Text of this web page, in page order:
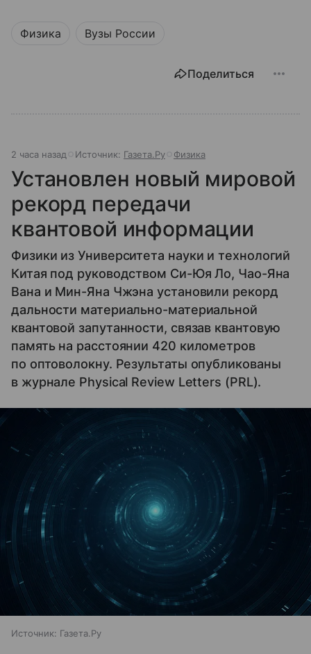
Физика Вузы России
Поделиться
2 часа назад Источник: Газета.Ру Физика
Установлен новый мировой
рекорд передачи
квантовой информации
Физики из Университета науки и технологий
Китая под руководством Си-Юя Ло, Чао-Яна
Вана и Мин-Яна Чжэна установили рекорд
дальности материально-материальной
квантовой запутанности, связав квантовую
память на расстоянии 420 километров
по оптоволокну. Результаты опубликованы
в журнале Physical Review Letters (PRL).
Источник: Газета.Ру